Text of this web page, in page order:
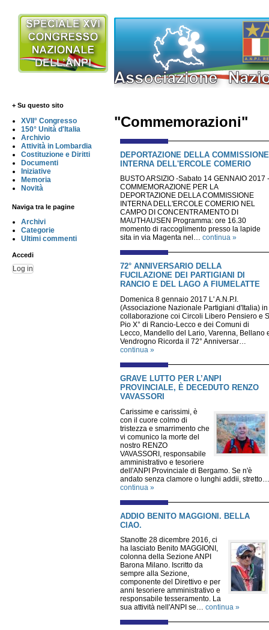
+ Su questo sito
XVII° Congresso
150° Unità d'Italia
Archivio
Attività in Lombardia
Costituzione e Diritti
Documenti
Iniziative
Memoria
Novità
Naviga tra le pagine
Archivi
Categorie
Ultimi commenti
Accedi
Log in
"Commemorazioni"
DEPORTAZIONE DELLA COMMISSIONE
INTERNA DELL'ERCOLE COMERIO
BUSTO ARSIZIO -Sabato 14 GENNAIO 2017 -
COMMEMORAZIONE PER LA
DEPORTAZIONE DELLA COMMISSIONE
INTERNA DELL'ERCOLE COMERIO NEL
CAMPO DI CONCENTRAMENTO DI
MAUTHAUSEN Programma: ore 16.30
momento di raccoglimento presso la lapide
sita in via Magenta nel… continua »
72° ANNIVERSARIO DELLA
FUCILAZIONE DEI PARTIGIANI DI
RANCIO E DEL LAGO A FIUMELATTE
Domenica 8 gennaio 2017 L' A.N.P.I.
(Associazione Nazionale Partigiani d'Italia) in
collaborazione coi Circoli Libero Pensiero e
Pio X° di Rancio-Lecco e dei Comuni di
Lecco, Mandello del Lario, Varenna, Bellano
Vendrogno Ricorda il 72° Anniversar…
continua »
GRAVE LUTTO PER L’ANPI
PROVINCIALE, È DECEDUTO RENZO
VAVASSORI
Carissime e carissimi, è
con il cuore colmo di
tristezza e smarrimento che
vi comunico la morte del
nostro RENZO
VAVASSORI, responsabile
amministrativo e tesoriere
dell'ANPI Provinciale di Bergamo. Se n'è
andato senza clamore o lunghi addii, stretto…
continua »
ADDIO BENITO MAGGIONI. BELLA
CIAO.
Stanotte 28 dicembre 2016, ci
ha lasciato Benito MAGGIONI,
colonna della Sezione ANPI
Barona Milano. Iscritto da
sempre alla Sezione,
componente del Direttivo e per
anni tesoriere amministrativo e
responsabile tesseramento. La
sua attività nell'ANPI se… continua »